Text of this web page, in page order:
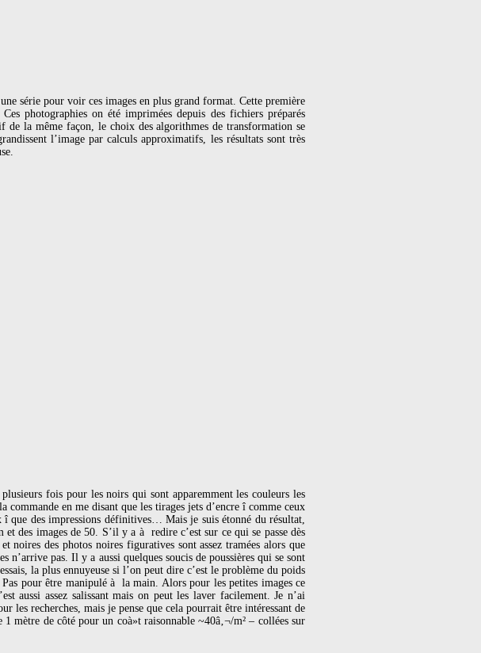
série pour voir ces images en plus grand format. Cette première
photographies on été imprimées depuis des fichiers préparés
de la même façon, le choix des algorithmes de transformation se
l’image par calculs approximatifs, les résultats sont très
fois pour les noirs qui sont apparemment les couleurs les
en me disant que les tirages jets d’encre î comme ceux
des impressions définitives… Mais je suis étonné du résultat,
des images de 50. S’il y a à redire c’est sur ce qui se passe dès
noires des photos noires figuratives sont assez tramées alors que
n’arrive pas. Il y a aussi quelques soucis de poussières qui se sont
la plus ennuyeuse si l’on peut dire c’est le problème du poids
pour être manipulé à la main. Alors pour les petites images ce
aussi assez salissant mais on peut les laver facilement. Je n’ai
les recherches, mais je pense que cela pourrait être intéressant de
mètre de côté pour un coà»t raisonnable ~40â‚¬/m² – collées sur